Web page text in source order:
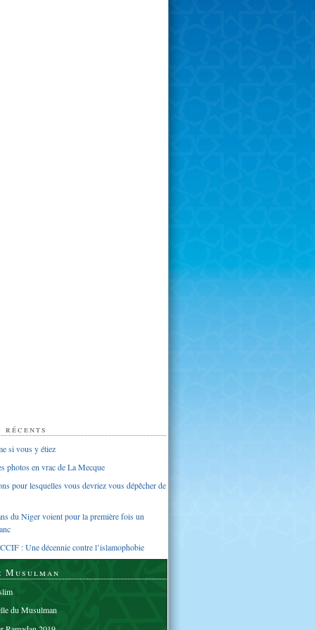
si vous y étiez
photos en vrac de La Mecque
pour lesquelles vous devriez vous dépêcher de
du Niger voient pour la première fois un
: Une décennie contre l’islamophobie
Musulman
du Musulman